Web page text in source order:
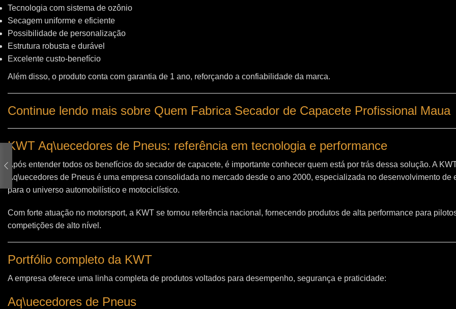
Tecnologia com sistema de ozônio
Secagem uniforme e eficiente
Possibilidade de personalização
Estrutura robusta e durável
Excelente custo-benefício
Além disso, o produto conta com garantia de 1 ano, reforçando a confiabilidade da marca.
Continue lendo mais sobre Quem Fabrica Secador de Capacete Profissional Maua
KWT Aq\uecedores de Pneus: referência em tecnologia e performance
Após entender todos os benefícios do secador de capacete, é importante conhecer quem está por trás dessa solução. A
Aq\uecedores de Pneus é uma empresa consolidada no mercado desde o ano 2000, especializada no desenvolvimento de
para o universo automobilístico e motociclístico.
Com forte atuação no motorsport, a KWT se tornou referência nacional, fornecendo produtos de alta performance para
competições de alto nível.
Portfólio completo da KWT
A empresa oferece uma linha completa de produtos voltados para desempenho, segurança e praticidade:
Aq\uecedores de Pneus